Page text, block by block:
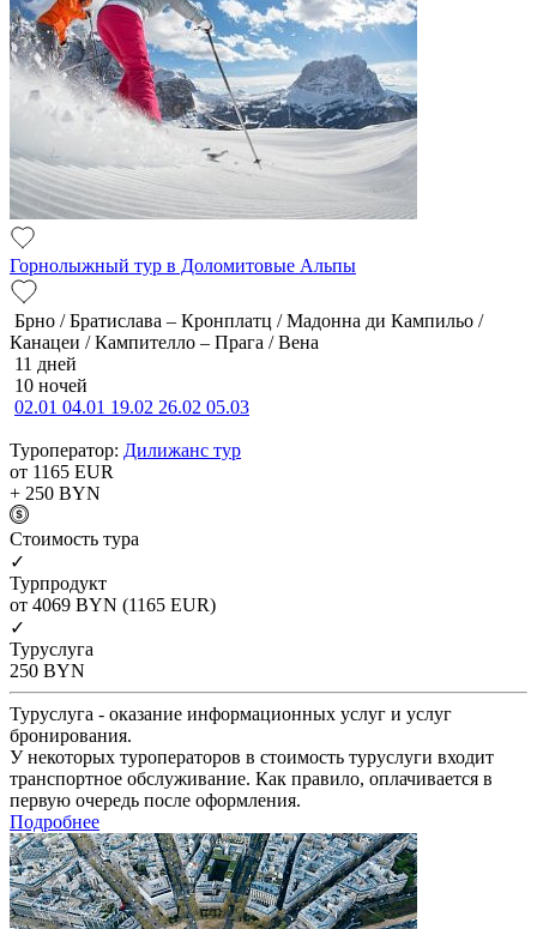
Горнолыжный тур в Доломитовые Альпы
Брно / Братислава – Кронплатц / Мадонна ди Кампильо /
Канацеи / Кампителло – Прага / Вена
11 дней
10 ночей
02.01 04.01 19.02 26.02 05.03
Туроператор: Дилижанс тур
от 1165 EUR
+ 250 BYN
Cтоимость тура
✓
Турпродукт
от 4069 BYN (1165 EUR)
✓
Туруслуга
250 BYN
Туруслуга - оказание информационных услуг и услуг
бронирования.
У некоторых туроператоров в стоимость туруслуги входит
транспортное обслуживание. Как правило, оплачивается в
первую очередь после оформления.
Подробнее